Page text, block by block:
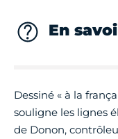
En
Dessiné « à la
souligne les lignes
de Donon,